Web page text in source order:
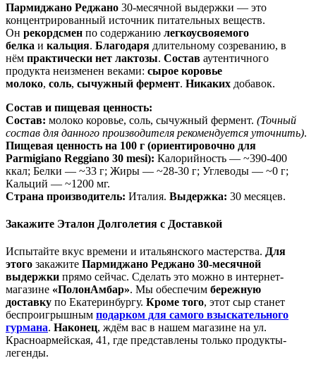
Пармиджано Реджано 30-месячной выдержки — это
концентрированный источник питательных веществ.
Он рекордсмен по содержанию легкоусвояемого
белка и кальция. Благодаря длительному созреванию, в
нём практически нет лактозы. Состав аутентичного
продукта неизменен веками: сырое коровье
молоко, соль, сычужный фермент. Никаких добавок.
Состав и пищевая ценность:
Состав: молоко коровье, соль, сычужный фермент. (Точный
состав для данного производителя рекомендуется уточнить).
Пищевая ценность на 100 г (ориентировочно для
Parmigiano Reggiano 30 mesi): Калорийность — ~390-400
ккал; Белки — ~33 г; Жиры — ~28-30 г; Углеводы — ~0 г;
Кальций — ~1200 мг.
Страна производитель: Италия. Выдержка: 30 месяцев.
Закажите Эталон Долголетия с Доставкой
Испытайте вкус времени и итальянского мастерства. Для
этого закажите Пармиджано Реджано 30-месячной
выдержки прямо сейчас. Сделать это можно в интернет-
магазине «ПолонАмбар». Мы обеспечим бережную
доставку по Екатеринбургу. Кроме того, этот сыр станет
беспроигрышным подарком для самого взыскательного
гурмана. Наконец, ждём вас в нашем магазине на ул.
Красноармейская, 41, где представлены только продукты-
легенды.